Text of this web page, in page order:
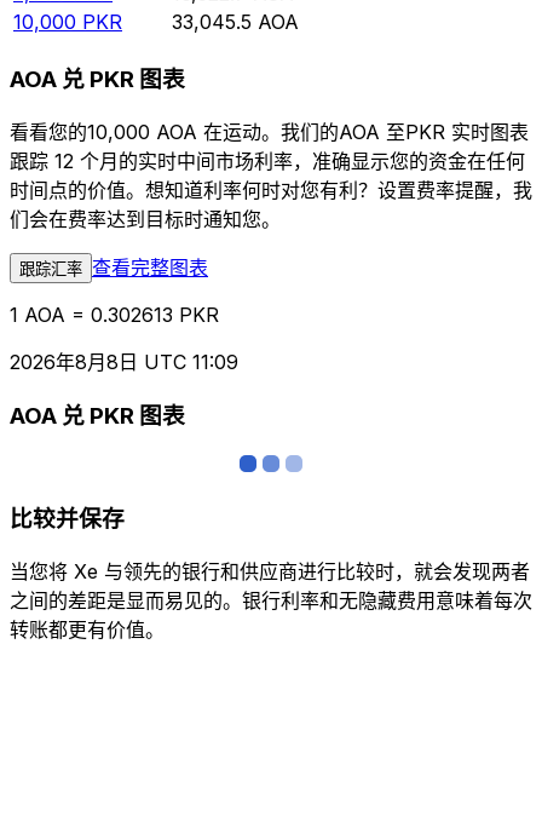
10,000 PKR 33,045.5 AOA
AOA 兑 PKR 图表
看看您的10,000 AOA 在运动。我们的AOA 至PKR 实时图表
跟踪 12 个月的实时中间市场利率，准确显示您的资金在任何
时间点的价值。想知道利率何时对您有利？设置费率提醒，我
们会在费率达到目标时通知您。
跟踪汇率 查看完整图表
1 AOA = 0.302613 PKR
2026年8月8日 UTC 11:09
AOA 兑 PKR 图表
比较并保存
当您将 Xe 与领先的银行和供应商进行比较时，就会发现两者
之间的差距是显而易见的。银行利率和无隐藏费用意味着每次
转账都更有价值。